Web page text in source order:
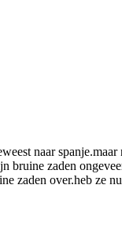
naar
zaden
zaden over.heb ze